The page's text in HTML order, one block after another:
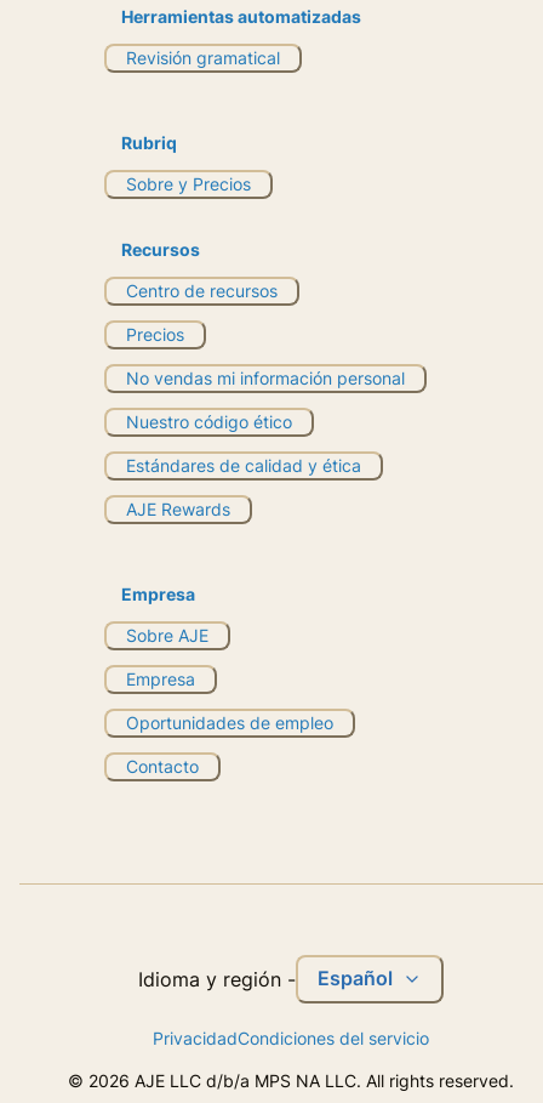
Herramientas automatizadas
Revisión gramatical
Rubriq
Sobre y Precios
Recursos
Centro de recursos
Precios
No vendas mi información personal
Nuestro código ético
Estándares de calidad y ética
AJE Rewards
Empresa
Sobre AJE
Empresa
Oportunidades de empleo
Contacto
© 2026 AJE LLC d/b/a MPS NA LLC. All rights reserved.
PrivacidadCondiciones del servicio
Idioma y región - Español